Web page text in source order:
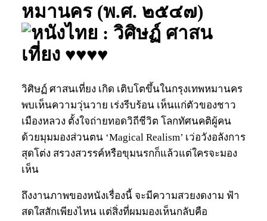
หมานคร (พ.ศ. ๒๕๔๗)
: วิศิษฏ์ ศาสน
เที่ยง ♥♥♥♥
วิศิษฏ์ ศาสนเที่ยง เกิด เติบโตขึ้นในกรุงเทพหมานคร
พบเห็นความวุ่นวาย เร่งรีบร้อน เห็นแก่ตัวของชาว
เมืองหลวง ตั้งใจถ่ายทอดวิถีชีวิต โลกทัศนคติผู้คน
ด้วยมุมมองส่วนตน ‘Magical Realism’ เว่อวังอลังการ
สุดโต่ง สรวงสวรรค์หรือขุมนรกก็แล้วแต่ใครจะมอง
เห็น
ถึงงานภาพของหนังเรื่องนี้ จะมีความสวยงดงาม ฟ้า
สดใสสักเพียงไหน แต่สิ่งที่ผมมองเห็นกลับคือ